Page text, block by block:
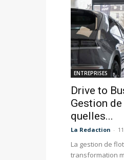
ENTREPRISES
Drive to
Gestion
quelles...
La Redaction -
La gestion de
transformation